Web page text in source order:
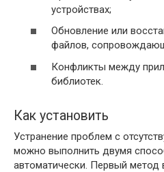
устройствах;
Обновление или
файлов,
Конфликты между
библиотек.
Как установить
Устранение проблем с
можно выполнить двумя
автоматически. Первый метод